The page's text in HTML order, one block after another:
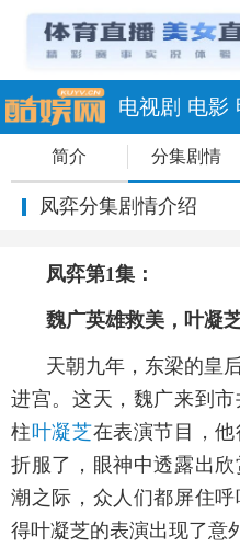
电视剧 电影
简介 分集剧情
凤弈分集剧情介绍
凤弈第1集：
魏广英雄救美，叶凝
天朝九年，东梁的皇
进宫。这天，魏广来到
柱叶凝芝在表演节目，
折服了，眼神中透露出
潮之际，众人们都屏住
得叶凝芝的表演出现了意